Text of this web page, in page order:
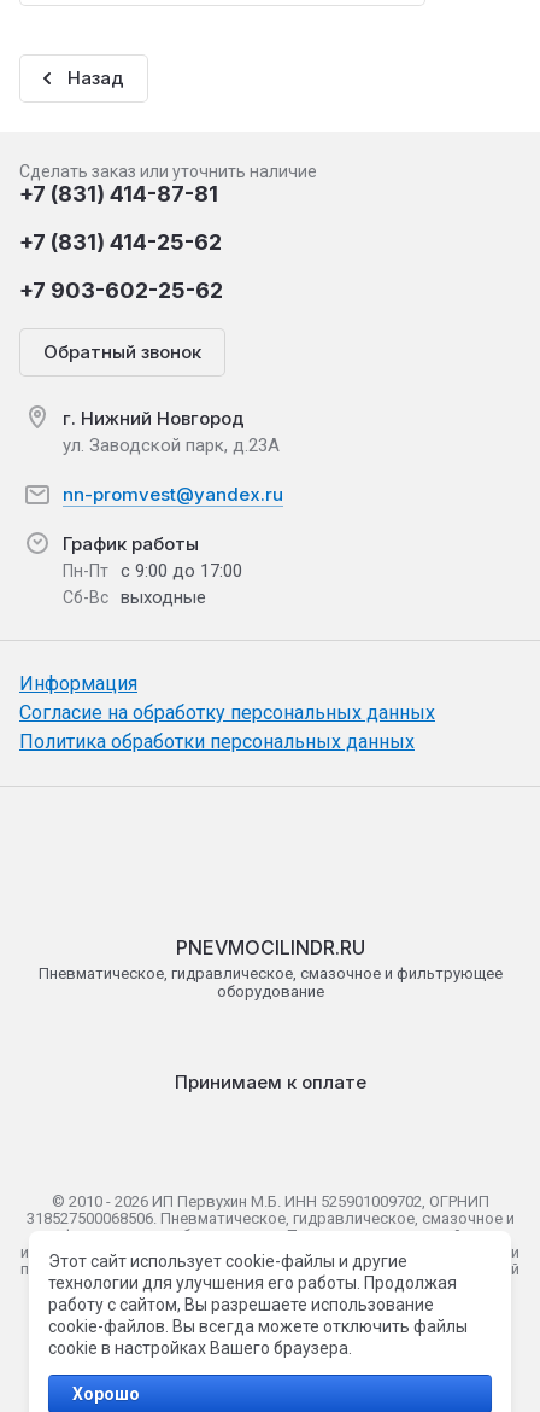
Назад
Сделать заказ или уточнить наличие
+7 (831) 414-87-81
+7 (831) 414-25-62
+7 903-602-25-62
Обратный звонок
г. Нижний Новгород
ул. Заводской парк, д.23А
nn-promvest@yandex.ru
График работы
Пн-Пт с 9:00 до 17:00
Сб-Вс выходные
Информация
Согласие на обработку персональных данных
Политика обработки персональных данных
PNEVMOCILINDR.RU
Пневматическое, гидравлическое, смазочное и фильтрующее
оборудование
Принимаем к оплате
© 2010 - 2026 ИП Первухин М.Б. ИНН 525901009702, ОГРНИП
318527500068506. Пневматическое, гидравлическое, смазочное и
фильтрующее оборудование. Представленная на сайте
информация носит исключительно информационный характер и ни
при каких условиях не является публичной офертой определяемой
положениями Статьи 437(2) Гражданского кодекса Российской
Федерации.
Этот сайт использует cookie-файлы и другие
технологии для улучшения его работы. Продолжая
работу с сайтом, Вы разрешаете использование
cookie-файлов. Вы всегда можете отключить файлы
cookie в настройках Вашего браузера.
Хорошо